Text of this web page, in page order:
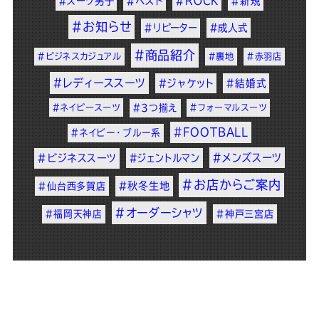
#お知らせ #リピーター #成人式
#ビジネスカジュアル #商品紹介 #裏地 #赤羽店
#レディーススーツ #ジャケット #結婚式
#ネイビースーツ #3つ揃え #フォーマルスーツ
#ネイビー・ブルー系 #FOOTBALL
#ビジネススーツ #ジェントルマン #メンズスーツ
#仙台西多賀店 #秋冬生地 #お店からご案内
#福岡天神店 #オーダーシャツ #神戸三宮店